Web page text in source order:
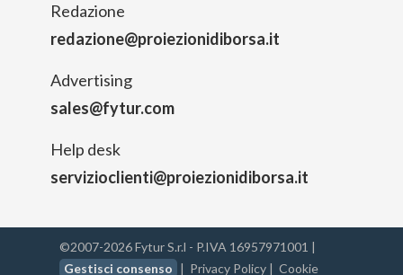
Redazione
redazione@proiezionidiborsa.it
Advertising
sales@fytur.com
Help desk
servizioclienti@proiezionidiborsa.it
©2007-2026 Fytur S.r.l - P.IVA 16957971001 |
Gestisci consenso | Privacy Policy | Cookie